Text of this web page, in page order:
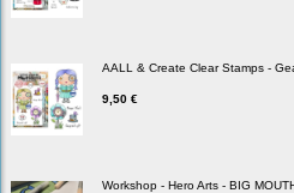
AALL & Create Clear Stamps -
9,50 €
Workshop - Hero Arts - BIG